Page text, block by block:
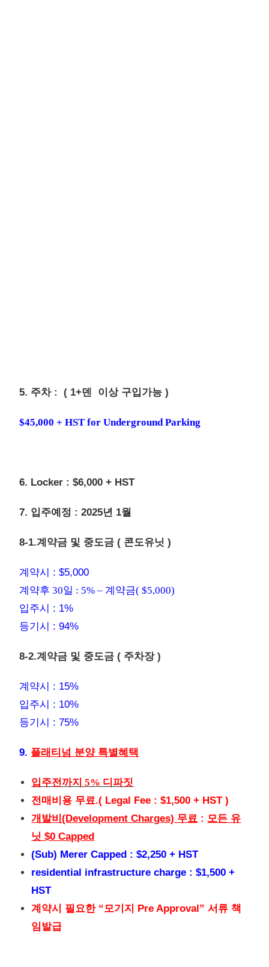
5. 주차 : ( 1+덴 이상 구입가능 )
$45,000 + HST for Underground Parking
6. Locker : $6,000 + HST
7. 입주예정 : 2025년 1월
8-1.계약금 및 중도금 ( 콘도유닛 )
계약시 : $5,000
계약후 30일 : 5% – 계약금( $5,000)
입주시 : 1%
등기시 : 94%
8-2.계약금 및 중도금 ( 주차장 )
계약시 : 15%
입주시 : 10%
등기시 : 75%
9. 플래티넘 분양 특별혜택
입주전까지 5% 디파짓
전매비용 무료.( Legal Fee : $1,500 + HST )
개발비(Development Charges) 무료 : 모든 유
닛 $0 Capped
(Sub) Merer Capped : $2,250 + HST
residential infrastructure charge : $1,500 +
HST
계약시 필요한 “모기지 Pre Approval” 서류 책
임발급